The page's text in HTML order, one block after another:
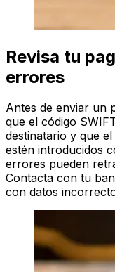
Revisa tu
errores
Antes de enviar un
que el código
destinatario y que
estén introducidos
errores pueden
Contacta con tu
con datos